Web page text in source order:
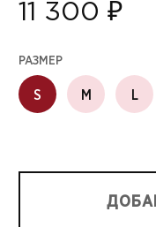
11 300 ₽
РАЗМЕР
S M L